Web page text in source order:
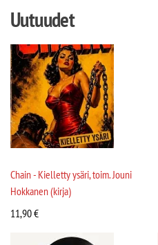
Uutuudet
Chain - Kielletty ysäri, toim. Jouni
Hokkanen (kirja)
11,90€